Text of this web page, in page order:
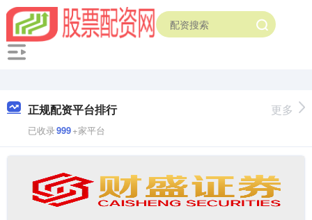
正规配资平台排行
已收录999+家平台
更多